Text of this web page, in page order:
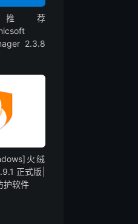
荐
2.3.8
火绒
正式版|
护软件